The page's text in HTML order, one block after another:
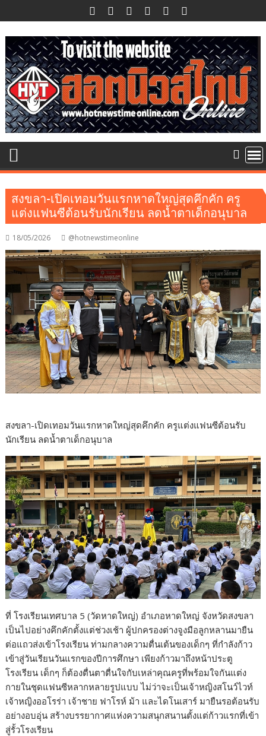
to
content
สงขลา-เปิดเทอมวันแรกหาดใหญ่สุดคึกคัก ครู
แต่งแฟนซีต้อนรับนักเรียน ลดน้ำตาเด็กอนุบาล
18/05/2026 @hotnewstimeonline
สงขลา-เปิดเทอมวันแรกหาดใหญ่สุดคึกคัก ครูแต่งแฟนซีต้อนรับ
นักเรียน ลดน้ำตาเด็กอนุบาล
ที่ โรงเรียนเทศบาล 5 (วัดหาดใหญ่) อำเภอหาดใหญ่ จังหวัดสงขลา
เป็นไปอย่างคึกคักตั้งแต่ช่วงเช้า ผู้ปกครองต่างจูงมือลูกหลานมายืน
ต่อแถวส่งเข้าโรงเรียน ท่ามกลางความตื่นเต้นของเด็กๆ ที่กำลังก้าว
เข้าสู่วันเรียนวันแรกของปีการศึกษา เพียงก้าวมาถึงหน้าประตู
โรงเรียน เด็กๆ ก็ต้องตื่นตาตื่นใจกับเหล่าคุณครูที่พร้อมใจกันแต่ง
กายในชุดแฟนซีหลากหลายรูปแบบ ไม่ว่าจะเป็นเจ้าหญิงสโนว์ไวท์
เจ้าหญิงออโรร่า เจ้าชาย ฟาโรห์ ม้า และไดโนเสาร์ มายืนรอต้อนรับ
อย่างอบอุ่น สร้างบรรยากาศแห่งความสนุกสนานตั้งแต่ก้าวแรกที่เข้า
สู่รั้วโรงเรียน